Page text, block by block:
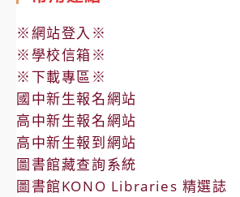
※網站登入※
※學校信箱※
※下載專區※
國中新生報名網站
高中新生報名網站
高中新生報到網站
圖書館藏查詢系統
圖書館KONO Libraries 精選誌